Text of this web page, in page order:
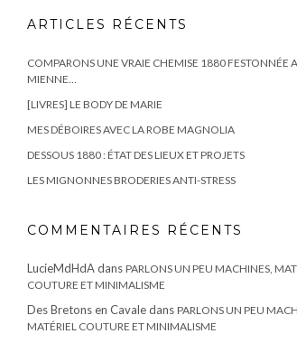
ARTICLES RÉCENTS
COMPARONS UNE VRAIE CHEMISE 1880 FESTONNÉE
MIENNE…
[LIVRES] LE BODY DE MARIE
MES DÉBOIRES AVEC LA ROBE MAGNOLIA
DESSOUS 1880 : ÉTAT DES LIEUX ET PROJETS
LES MIGNONNES BRODERIES ANTI-STRESS
COMMENTAIRES RÉCENTS
LucieMdHdAdans PARLONS UN PEU MACHINES,
COUTURE ET MINIMALISME
Des Bretons en Cavaledans PARLONS UN PEU
MATÉRIEL COUTURE ET MINIMALISME